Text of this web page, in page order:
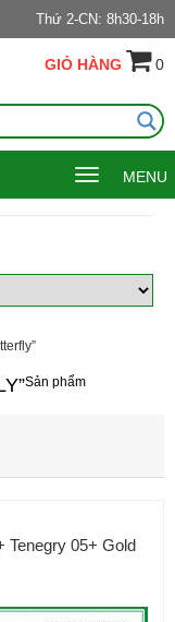
Thứ 2-CN: 8h30-18h
GIỎ HÀNG 0
Toggle
navigation
MENU
Sản phẩm
Tenegry 05+ Gold